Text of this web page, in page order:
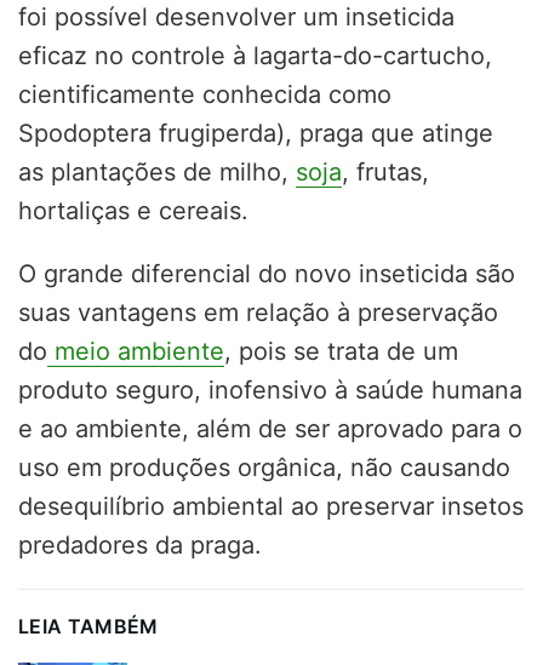
foi possível desenvolver um inseticida
eficaz no controle à lagarta-do-cartucho,
cientificamente conhecida como
Spodoptera frugiperda), praga que atinge
as plantações de milho, soja, frutas,
hortaliças e cereais.
O grande diferencial do novo inseticida são
suas vantagens em relação à preservação
do meio ambiente, pois se trata de um
produto seguro, inofensivo à saúde humana
e ao ambiente, além de ser aprovado para o
uso em produções orgânica, não causando
desequilíbrio ambiental ao preservar insetos
predadores da praga.
LEIA TAMBÉM